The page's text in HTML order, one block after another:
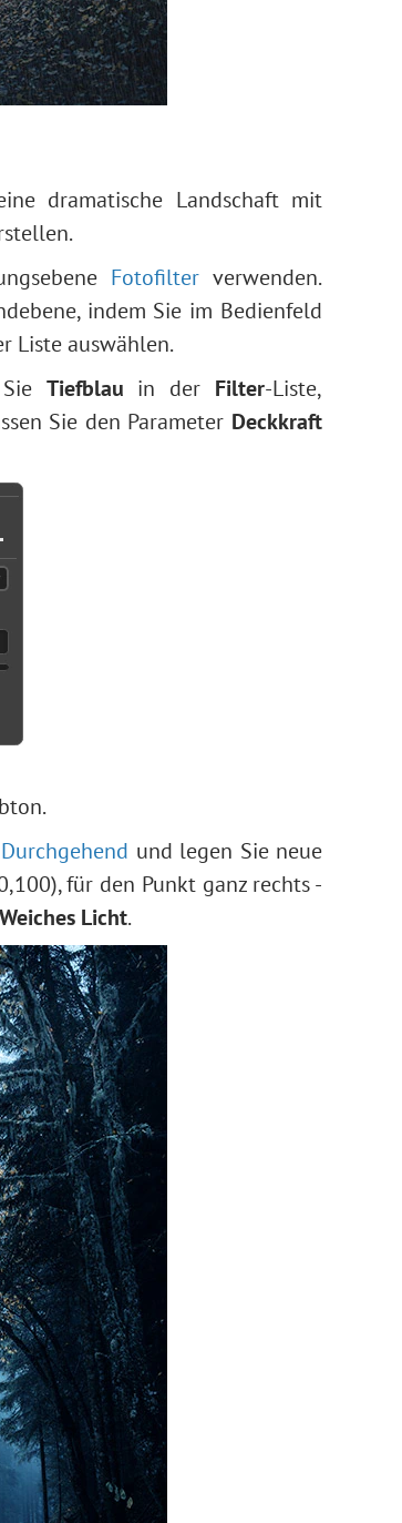
dramatische Landschaft mit
Fotofilter verwenden.
indem Sie im Bedienfeld
Liste auswählen.
Tiefblau in der Filter-Liste,
Sie den Parameter Deckkraft
und legen Sie neue
für den Punkt ganz rechts -
Weiches Licht.